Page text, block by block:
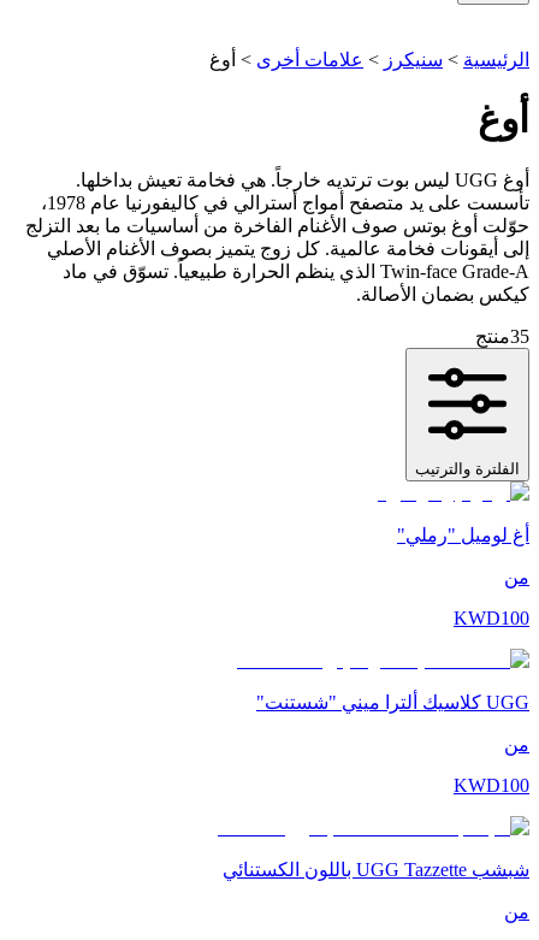
الرئيسية > سنيكرز > علامات أخرى > أوغ
أوغ
أوغ UGG ليس بوت ترتديه خارجاً. هي فخامة تعيش بداخلها.
تأسست على يد متصفح أمواج أسترالي في كاليفورنيا عام 1978،
حوّلت أوغ بوتس صوف الأغنام الفاخرة من أساسيات ما بعد التزلج
إلى أيقونات فخامة عالمية. كل زوج يتميز بصوف الأغنام الأصلي
Twin-face Grade-A الذي ينظم الحرارة طبيعياً. تسوّق في ماد
كيكس بضمان الأصالة.
35منتج
الفلترة والترتيب
أغ لوميل "رملي"
من
KWD100
UGG كلاسيك ألترا ميني "شستنت"
من
KWD100
شبشب UGG Tazzette باللون الكستنائي
من